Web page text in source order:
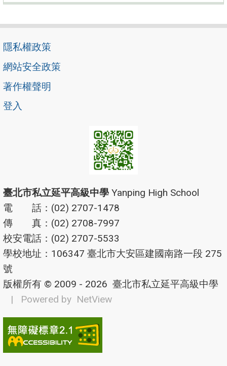
隱私權政策
網站安全政策
著作權聲明
登入
臺北市私立延平高級中學 Yanping High School
電 話：(02) 2707-1478
傳 真：(02) 2708-7997
校安電話：(02) 2707-5533
學校地址：106347 臺北市大安區建國南路一段 275
號
版權所有 © 2009 - 2026 臺北市私立延平高級中學
| Powered by NetView